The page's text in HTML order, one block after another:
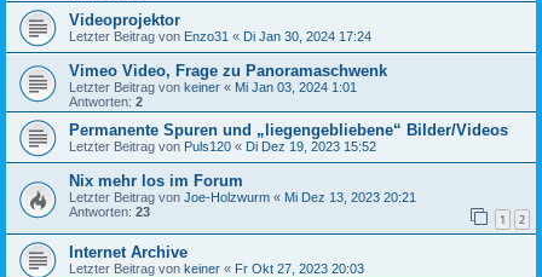
Videoprojektor
Letzter Beitrag von Enzo31 « Di Jan 30, 2024 17:24
Vimeo Video, Frage zu Panoramaschwenk
Letzter Beitrag von keiner « Mi Jan 03, 2024 1:01
Antworten: 2
Permanente Spuren und „liegengebliebene“ Bilder/Videos
Letzter Beitrag von Puls120 « Di Dez 19, 2023 15:52
Nix mehr los im Forum
Letzter Beitrag von Joe-Holzwurm « Mi Dez 13, 2023 20:21
Antworten: 23 1 2
Internet Archive
Letzter Beitrag von keiner « Fr Okt 27, 2023 20:03